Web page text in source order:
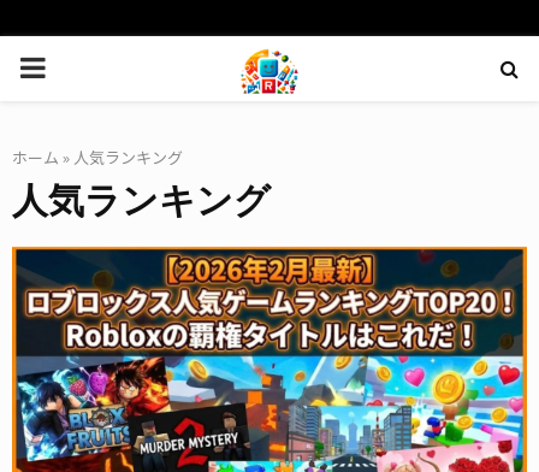
PRIMARY
ホーム » 人気ランキング
人気ランキング